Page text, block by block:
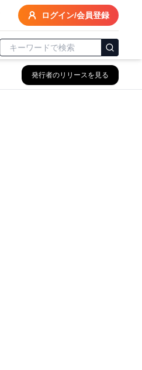
ログイン/会員登録
発行者のリリースを見る